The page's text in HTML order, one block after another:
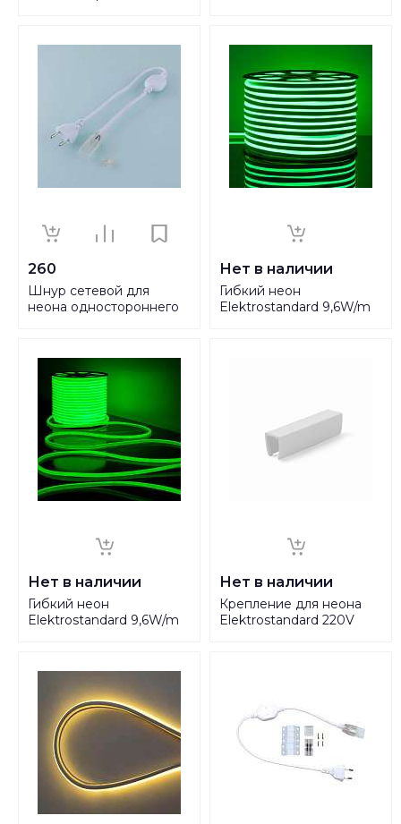
Б0043073
260
Шнур сетевой для
неона одностороннего
Нет в наличии
Гибкий неон
Elektrostandard 9,6W/m
Нет в наличии
Гибкий неон
Elektrostandard 9,6W/m
2000995938935 a043548
Нет в наличии
Крепление для неона
Elektrostandard 220V